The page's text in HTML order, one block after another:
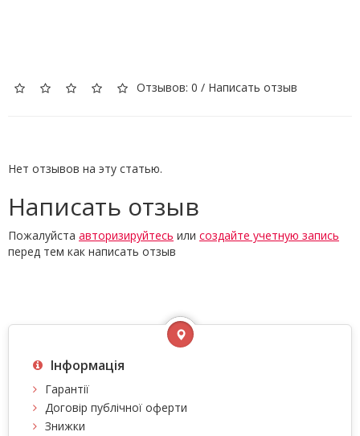
Отзывов: 0 / Написать отзыв
Нет отзывов на эту статью.
Написать отзыв
Пожалуйста авторизируйтесь или создайте учетную запись
перед тем как написать отзыв
Інформація
Гарантії
Договір публічної оферти
Знижки